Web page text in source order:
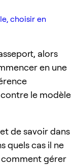
choisir en
alors
en une
contre le modèle
de savoir dans
quels cas il ne
comment gérer